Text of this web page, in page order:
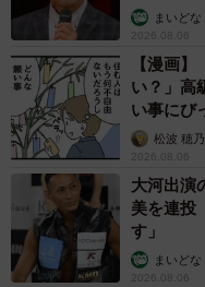
味付けされていない部位は小
「盛り合わせ」にはタ
報ではわからなかった
いていました。「お肉
となので、ハラミとホ
は自宅にあったスパイ
まいどな
2026.08.06
【漫画
い？」高
い事にび
松波 穂
2026.08.06
大河出演
美を連投
す」
まいどな
2026.08.06